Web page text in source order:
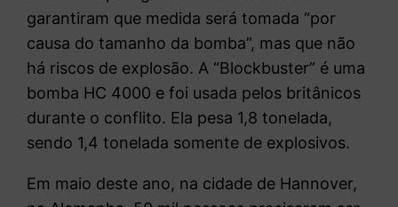
garantiram que medida será tomada “por
causa do tamanho da bomba”, mas que não
há riscos de explosão. A “Blockbuster” é uma
bomba HC 4000 e foi usada pelos britânicos
durante o conflito. Ela pesa 1,8 tonelada,
sendo 1,4 tonelada somente de explosivos.
Em maio deste ano, na cidade de Hannover,